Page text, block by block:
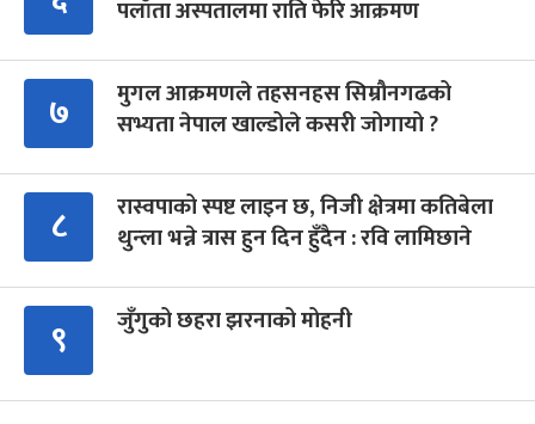
पलाँता अस्पतालमा राति फेरि आक्रमण
७
मुगल आक्रमणले तहसनहस सिम्रौनगढको
सभ्यता नेपाल खाल्डोले कसरी जोगायो ?
८
रास्वपाको स्पष्ट लाइन छ, निजी क्षेत्रमा कतिबेला
थुन्ला भन्ने त्रास हुन दिन हुँदैन : रवि लामिछाने
९ जुँगुको छहरा झरनाको मोहनी